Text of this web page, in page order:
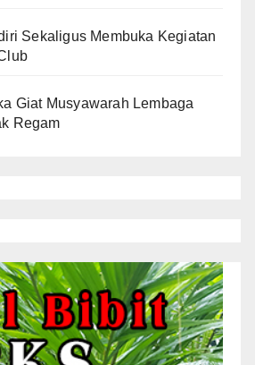
Sekaligus Membuka Kegiatan
Giat Musyawarah Lembaga
Regam